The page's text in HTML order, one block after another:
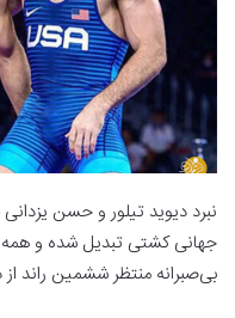
نبرد دیوید تیلور و حسن
جهانی کشتی تبدیل شده و همه
بی‌صبرانه منتظر ششمین راند